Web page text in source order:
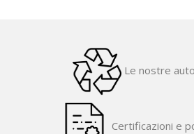
Le nostre
Certificazioni e